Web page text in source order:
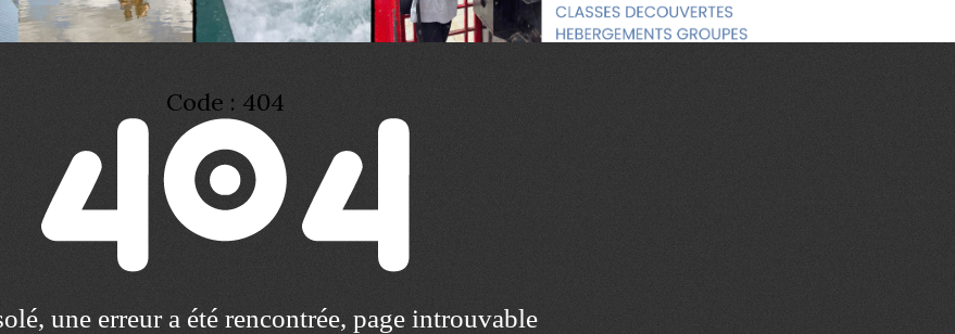
Code : 404
une erreur a été rencontrée, page introuvable